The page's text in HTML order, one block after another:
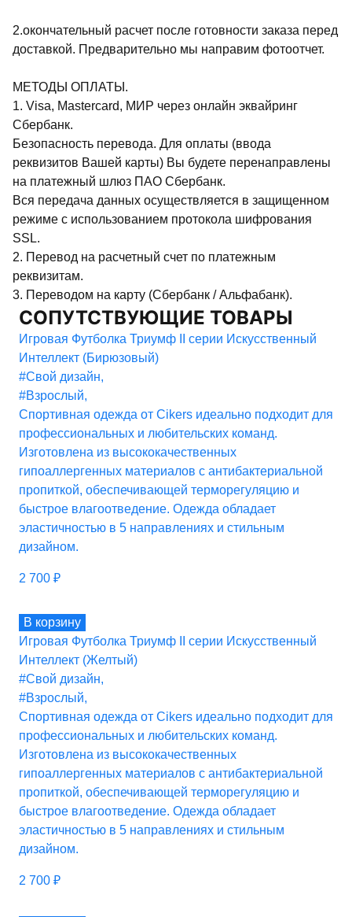
2.окончательный расчет после готовности заказа перед
доставкой. Предварительно мы направим фотоотчет.
МЕТОДЫ ОПЛАТЫ.
1. Visa, Mastercard, МИР через онлайн эквайринг
Сбербанк.
Безопасность перевода. Для оплаты (ввода
реквизитов Вашей карты) Вы будете перенаправлены
на платежный шлюз ПАО Сбербанк.
Вся передача данных осуществляется в защищенном
режиме с использованием протокола шифрования
SSL.
2. Перевод на расчетный счет по платежным
реквизитам.
3. Переводом на карту (Сбербанк / Альфабанк).
СОПУТСТВУЮЩИЕ ТОВАРЫ
Игровая Футболка Триумф II серии Искусственный
Интеллект (Бирюзовый)
#Свой дизайн,
#Взрослый,
Спортивная одежда от Cikers идеально подходит для
профессиональных и любительских команд.
Изготовлена из высококачественных
гипоаллергенных материалов с антибактериальной
пропиткой, обеспечивающей терморегуляцию и
быстрое влагоотведение. Одежда обладает
эластичностью в 5 направлениях и стильным
дизайном.
2 700 ₽
В корзину
Игровая Футболка Триумф II серии Искусственный
Интеллект (Желтый)
#Свой дизайн,
#Взрослый,
Спортивная одежда от Cikers идеально подходит для
профессиональных и любительских команд.
Изготовлена из высококачественных
гипоаллергенных материалов с антибактериальной
пропиткой, обеспечивающей терморегуляцию и
быстрое влагоотведение. Одежда обладает
эластичностью в 5 направлениях и стильным
дизайном.
2 700 ₽